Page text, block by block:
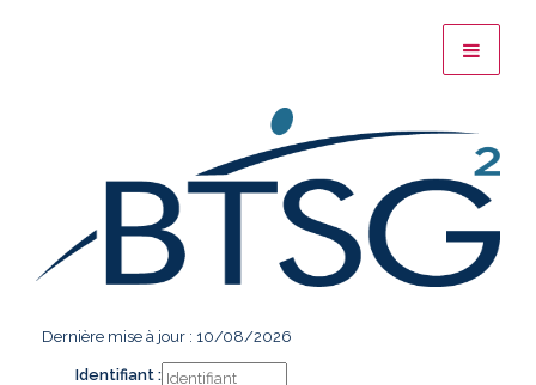
Dernière mise à jour : 10/08/2026
Identifiant :